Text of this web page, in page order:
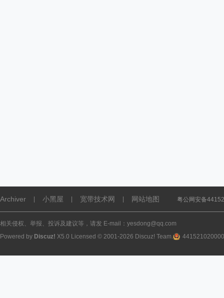
Archiver 小黑屋 宽带技术网 网站地图 粤公网安备
相关侵权、举报、投诉及建议等，请发 E-mail：yesdong@qq.com
Powered by Discuz! X5.0 Licensed © 2001-2026 Discuz! Team.